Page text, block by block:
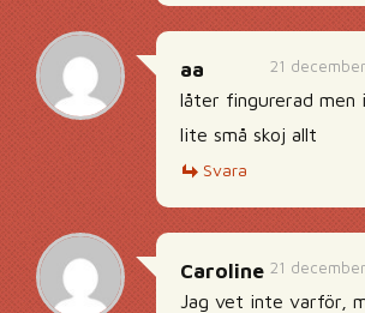
21
aa
låter fingurerad men
lite små skoj allt
Svara
21
Caroline
Jag vet inte varför,